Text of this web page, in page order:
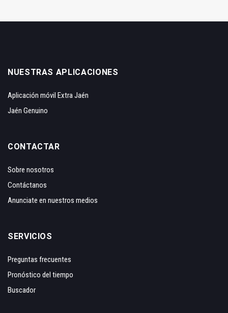
NUESTRAS APLICACIONES
Aplicación móvil Extra Jaén
Jaén Genuino
CONTACTAR
Sobre nosotros
Contáctanos
Anunciate en nuestros medios
SERVICIOS
Preguntas frecuentes
Pronóstico del tiempo
Buscador